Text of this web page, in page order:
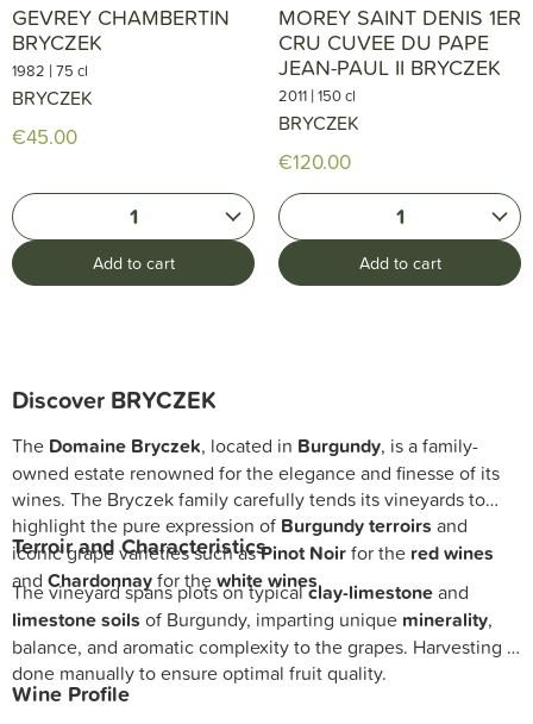
GEVREY CHAMBERTIN
BRYCZEK
1982 |75 cl
BRYCZEK
€45.00
1
Add to cart
MOREY SAINT DENIS 1ER
CRU CUVEE DU PAPE
JEAN-PAUL II BRYCZEK
2011 |150 cl
BRYCZEK
€120.00
1
Add to cart
Discover BRYCZEK
The Domaine Bryczek, located in Burgundy, is a family-
owned estate renowned for the elegance and finesse of its
wines. The Bryczek family carefully tends its vineyards to
highlight the pure expression of Burgundy terroirs and
iconic grape varieties such asPinot Noirfor the red wines
and Chardonnayfor thewhite wines.
Terroir and Characteristics
The vineyard spans plots on typicalclay-limestoneand
limestone soils of Burgundy, imparting unique minerality,
balance, and aromatic complexity to the grapes. Harvesting is
done manually to ensure optimal fruit quality.
Wine Profile